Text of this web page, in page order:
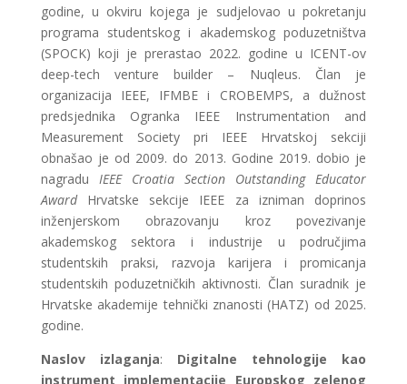
godine, u okviru kojega je sudjelovao u pokretanju
programa studentskog i akademskog poduzetništva
(SPOCK) koji je prerastao 2022. godine u ICENT-ov
deep-tech venture builder – Nuqleus. Član je
organizacija IEEE, IFMBE i CROBEMPS, a dužnost
predsjednika Ogranka IEEE Instrumentation and
Measurement Society pri IEEE Hrvatskoj sekciji
obnašao je od 2009. do 2013. Godine 2019. dobio je
nagradu IEEE Croatia Section Outstanding Educator
AwardHrvatske sekcije IEEE za izniman doprinos
inženjerskom obrazovanju kroz povezivanje
akademskog sektora i industrije u područjima
studentskih praksi, razvoja karijera i promicanja
studentskih poduzetničkih aktivnosti. Član suradnik je
Hrvatske akademije tehnički znanosti (HATZ) od 2025.
godine.
Naslov izlaganja: Digitalne tehnologije kao
instrument implementacije Europskog zelenog